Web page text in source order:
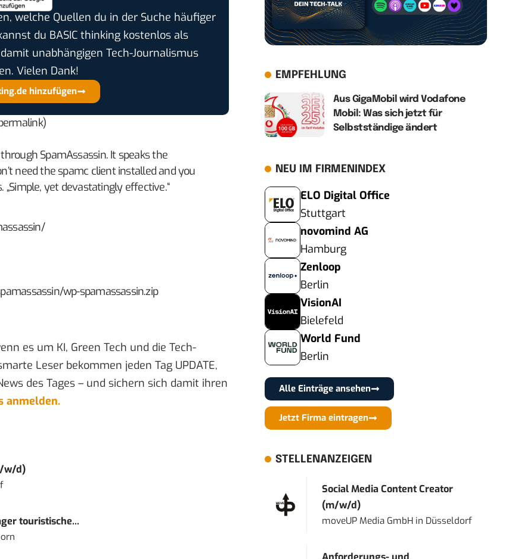
welche Quellen du in der Suche häufiger
du BASIC thinking kostenlos als
unabhängigen Tech-Journalismus
Vielen Dank!
hinzufügen
SpamAssassin. It speaks the
need the spamc client installed and you
yet devastatingly effective.“
wp-spamassassin.zip
es um KI, Green Tech und die Tech-
Leser bekommen jeden Tag UPDATE,
des Tages – und sichern sich damit ihren
anmelden.
w/d)
touristische...
EMPFEHLUNG
Aus GigaMobil wird Vodafone
Mobil: Was sich jetzt für
Selbstständige ändert
NEU IM FIRMENINDEX
ELO Digital Office
Stuttgart
novomind AG
Hamburg
Zenloop
Berlin
VisionAI
Bielefeld
World Fund
Berlin
Alle Einträge ansehen
Jetzt Firma eintragen
STELLENANZEIGEN
Social Media Content Creator
(m/w/d)
moveUP Media GmbH in Düsseldorf